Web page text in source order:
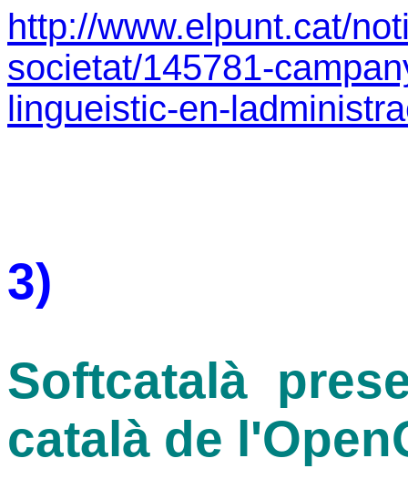
http://www.elpunt.cat/
societat/145781-
lingueistic-en-
3)
Softcatalà
català de